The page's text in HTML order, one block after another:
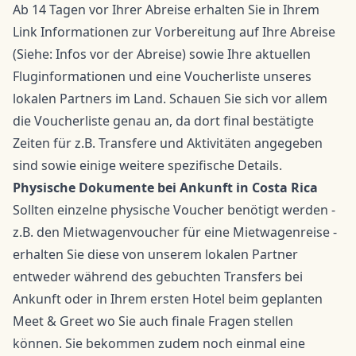
Ab 14 Tagen vor Ihrer Abreise erhalten Sie in Ihrem
Link Informationen zur Vorbereitung auf Ihre Abreise
(Siehe: Infos vor der Abreise) sowie Ihre aktuellen
Fluginformationen und eine Voucherliste unseres
lokalen Partners im Land. Schauen Sie sich vor allem
die Voucherliste genau an, da dort final bestätigte
Zeiten für z.B. Transfere und Aktivitäten angegeben
sind sowie einige weitere spezifische Details.
Physische Dokumente bei Ankunft in Costa Rica
Sollten einzelne physische Voucher benötigt werden -
z.B. den Mietwagenvoucher für eine Mietwagenreise -
erhalten Sie diese von unserem lokalen Partner
entweder während des gebuchten Transfers bei
Ankunft oder in Ihrem ersten Hotel beim geplanten
Meet & Greet wo Sie auch finale Fragen stellen
können. Sie bekommen zudem noch einmal eine